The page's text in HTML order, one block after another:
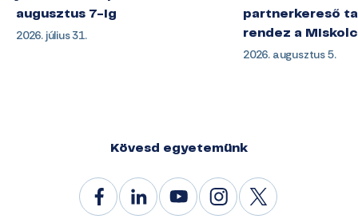
augusztus 7-ig
2026. július 31.
partnerkereső
rendez a
2026. augusztus 5.
Kövesd egyetemünk